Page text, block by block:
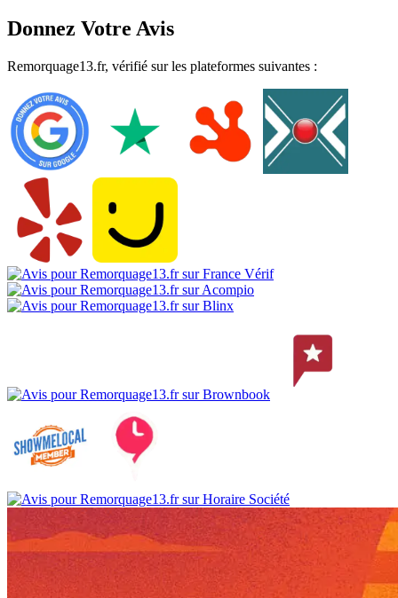
Donnez Votre Avis
Remorquage13.fr, vérifié sur les plateformes suivantes :